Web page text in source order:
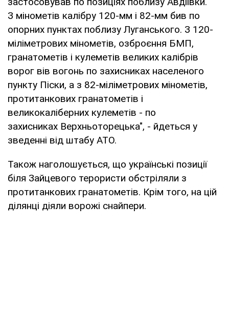
З мінометів калібру 120-мм і 82-мм бив по
опорних пунктах поблизу Луганського. З 120-
міліметрових мінометів, озброєння БМП,
гранатометів і кулеметів великих калібрів
ворог вів вогонь по захисниках населеного
пункту Піски, а з 82-міліметрових мінометів,
протитанкових гранатометів і
великокаліберних кулеметів - по
захисниках Верхньоторецька", - йдеться у
зведенні від штабу АТО.
Також наголошується, що українські позиції
біля Зайцевого терористи обстріляли з
протитанкових гранатометів. Крім того, на цій
ділянці діяли ворожі снайпери.